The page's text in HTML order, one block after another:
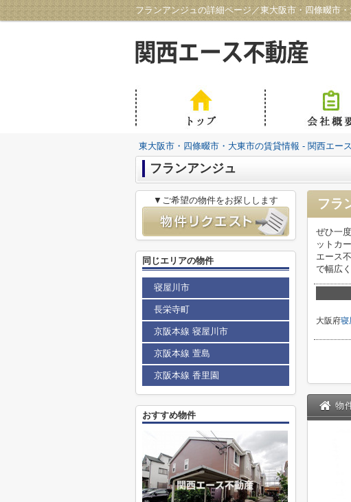
フランアンジュの詳細ページ／東大阪市・四條畷市
東大阪市・四條畷市・大東市の賃貸情報 - 関西エー
フランアンジュ
フラ
ぜひ一
ットカ
エース
で幅広
大阪府寝
物
▼ご希望の物件をお探しします
同じエリアの物件
寝屋川市
長栄寺町
京阪本線 寝屋川市
京阪本線 萱島
京阪本線 香里園
おすすめ物件